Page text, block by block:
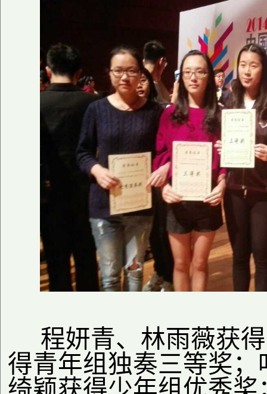
程妍青、林雨薇获得
得青年组独奏三等奖